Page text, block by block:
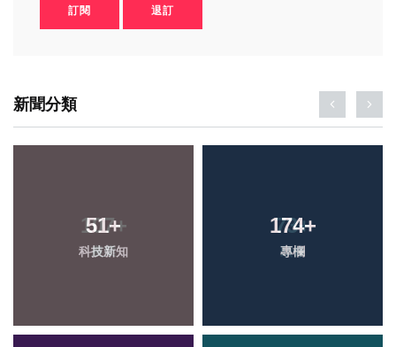
訂閱 退訂
新聞分類
51+
科技新知
174+
專欄